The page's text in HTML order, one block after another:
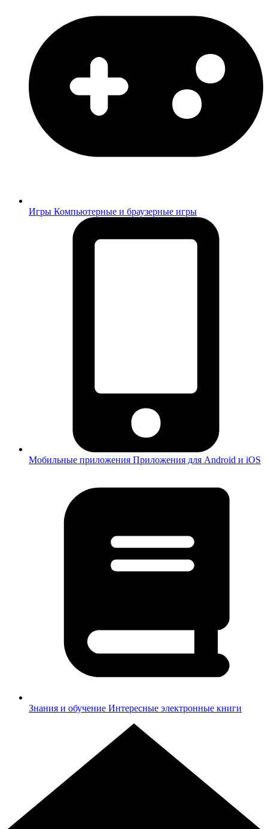
Игры Компьютерные и браузерные игры
Мобильные приложения Приложения для Android и iOS
Знания и обучение Интересные электронные книги